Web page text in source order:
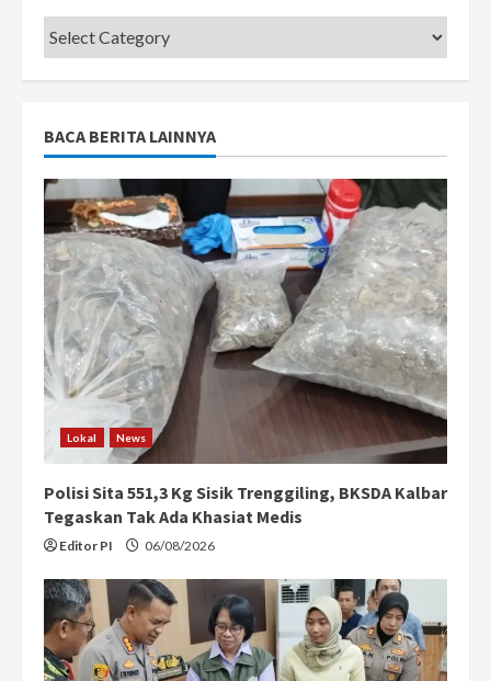
Categories
BACA BERITA LAINNYA
Lokal News
Polisi Sita 551,3 Kg Sisik Trenggiling, BKSDA Kalbar
Tegaskan Tak Ada Khasiat Medis
Editor PI 06/08/2026